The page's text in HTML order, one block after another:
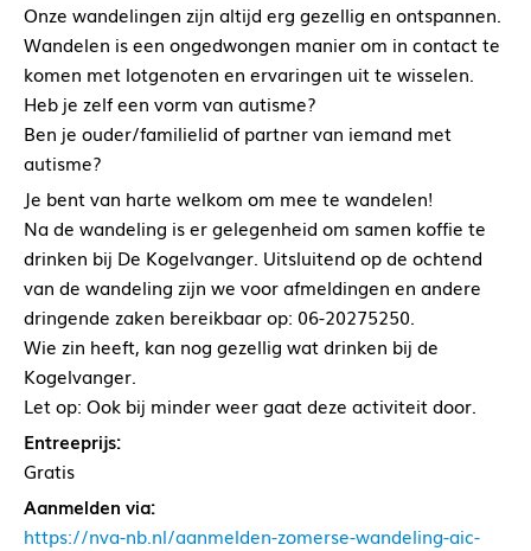
Onze wandelingen zijn altijd erg gezellig en ontspannen.
Wandelen is een ongedwongen manier om in contact te
komen met lotgenoten en ervaringen uit te wisselen.
Heb je zelf een vorm van autisme?
Ben je ouder/familielid of partner van iemand met
autisme?
Je bent van harte welkom om mee te wandelen!
Na de wandeling is er gelegenheid om samen koffie te
drinken bij De Kogelvanger. Uitsluitend op de ochtend
van de wandeling zijn we voor afmeldingen en andere
dringende zaken bereikbaar op: 06-20275250.
Wie zin heeft, kan nog gezellig wat drinken bij de
Kogelvanger.
Let op: Ook bij minder weer gaat deze activiteit door.
Entreeprijs:
Gratis
Aanmelden via:
https://nva-nb.nl/aanmelden-zomerse-wandeling-aic-